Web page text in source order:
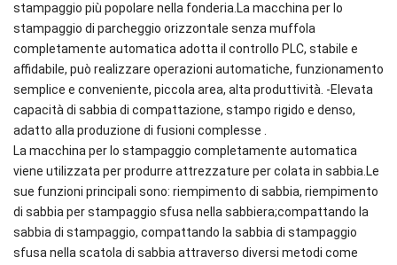
stampaggio più popolare nella fonderia.La macchina per lo
stampaggio di parcheggio orizzontale senza muffola
completamente automatica adotta il controllo PLC, stabile e
affidabile, può realizzare operazioni automatiche, funzionamento
semplice e conveniente, piccola area, alta produttività. -Elevata
capacità di sabbia di compattazione, stampo rigido e denso,
adatto alla produzione di fusioni complesse .
La macchina per lo stampaggio completamente automatica
viene utilizzata per produrre attrezzature per colata in sabbia.Le
sue funzioni principali sono: riempimento di sabbia, riempimento
di sabbia per stampaggio sfusa nella sabbiera;compattando la
sabbia di stampaggio, compattando la sabbia di stampaggio
sfusa nella scatola di sabbia attraverso diversi metodi come